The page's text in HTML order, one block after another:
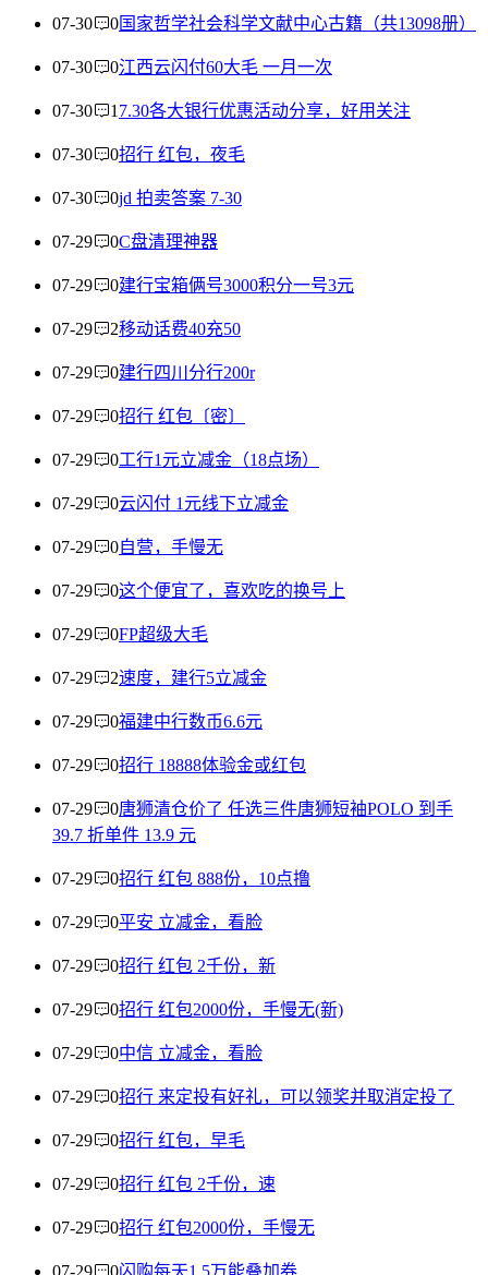
07-30 0国家哲学社会科学文献中心古籍（共13098册）
07-30 0江西云闪付60大毛 一月一次
07-30 1 7.30各大银行优惠活动分享，好用关注
07-30 0招行 红包，夜毛
07-30 0jd 拍卖答案 7-30
07-29 0C盘清理神器
07-29 0建行宝箱俩号3000积分一号3元
07-29 2移动话费40充50
07-29 0建行四川分行200r
07-29 0招行 红包〔密〕
07-29 0工行1元立减金（18点场）
07-29 0云闪付 1元线下立减金
07-29 0自营，手慢无
07-29 0这个便宜了，喜欢吃的换号上
07-29 0FP超级大毛
07-29 2速度，建行5立减金
07-29 0福建中行数币6.6元
07-29 0招行 18888体验金或红包
07-29 0唐狮清仓价了 任选三件唐狮短袖POLO 到手
39.7 折单件 13.9 元
07-29 0招行 红包 888份，10点撸
07-29 0平安 立减金，看脸
07-29 0招行 红包 2千份，新
07-29 0招行 红包2000份，手慢无(新)
07-29 0中信 立减金，看脸
07-29 0招行 来定投有好礼，可以领奖并取消定投了
07-29 0招行 红包，早毛
07-29 0招行 红包 2千份，速
07-29 0招行 红包2000份，手慢无
07-29 0闪购每天1.5万能叠加券